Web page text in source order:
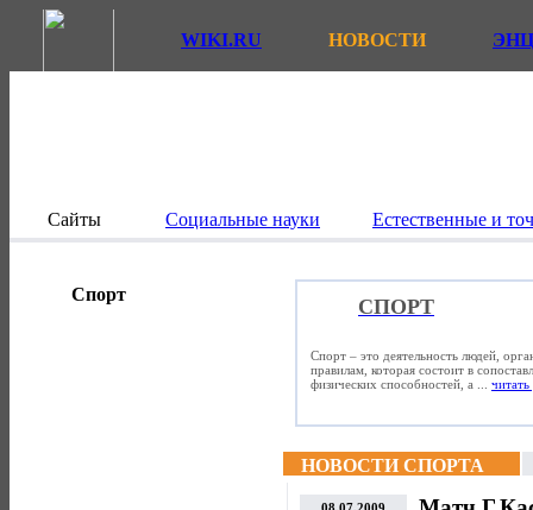
WIKI.RU НОВОСТИ
Сайты Социальные науки Естественные и
Спорт
СПОРТ
Спорт – это деятельность людей,
правилам, которая состоит в
физических способностей, а ... читать
НОВОСТИ СПОРТА